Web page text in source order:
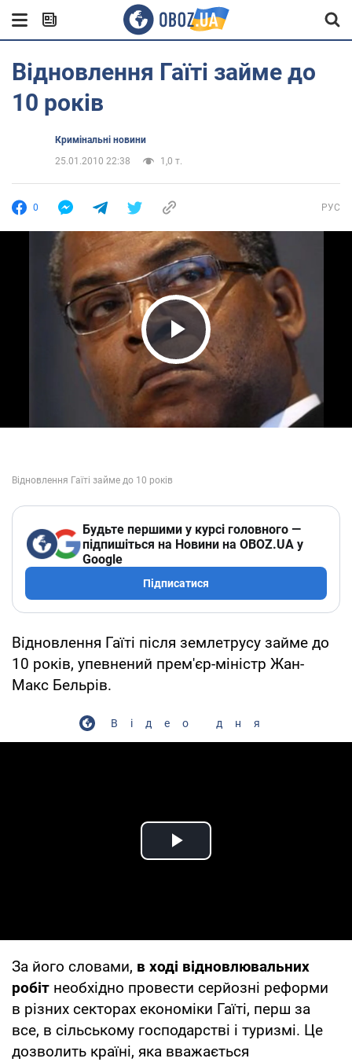
Відновлення Гаїті займе до
10 років
Кримінальні новини
25.01.2010 22:38
1,0 т.
0 РУС
Play Video
Будьте першими у курсі головного —
підпишіться на Новини на OBOZ.UA у
Google
Підписатися
Відновлення Гаїті після землетрусу займе до
10 років, упевнений прем'єр-міністр Жан-
Макс Бельрів.
Відео дня
Play Video
За його словами, в ході відновлювальних
робіт необхідно провести серйозні реформи
в різних секторах економіки Гаїті, перш за
все, в сільському господарстві і туризмі. Це
дозволить країні, яка вважається